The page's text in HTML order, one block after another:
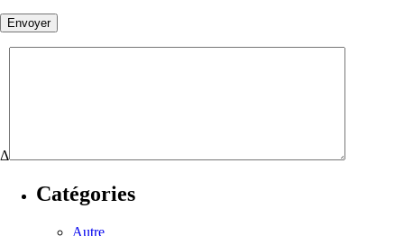
Δ
Catégories
Autre